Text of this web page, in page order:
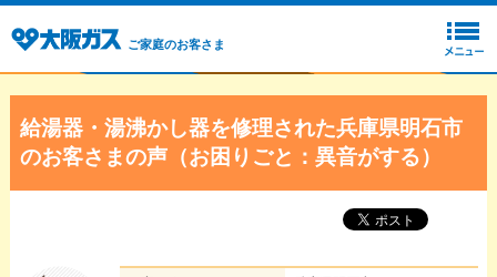
ご家庭のお客さま
給湯器・湯沸かし器を修理された兵庫県明石市
のお客さまの声（お困りごと：異音がする）